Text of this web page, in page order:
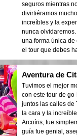
seguros mientras
divirtiéramos
increíbles y la
nunca
una forma única de
el tour que debes
Aventura de
Tuvimos el mejor
con este tour de
juntos las calles de
la cara y la
Arcoíris, fue
guía fue genial,